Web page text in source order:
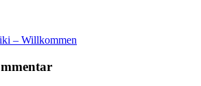
– Willkommen